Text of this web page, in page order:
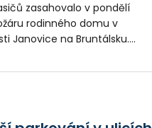
zasahovalo v pondělí
rodinného domu v
Janovice na Bruntálsku.
tisíc korun.